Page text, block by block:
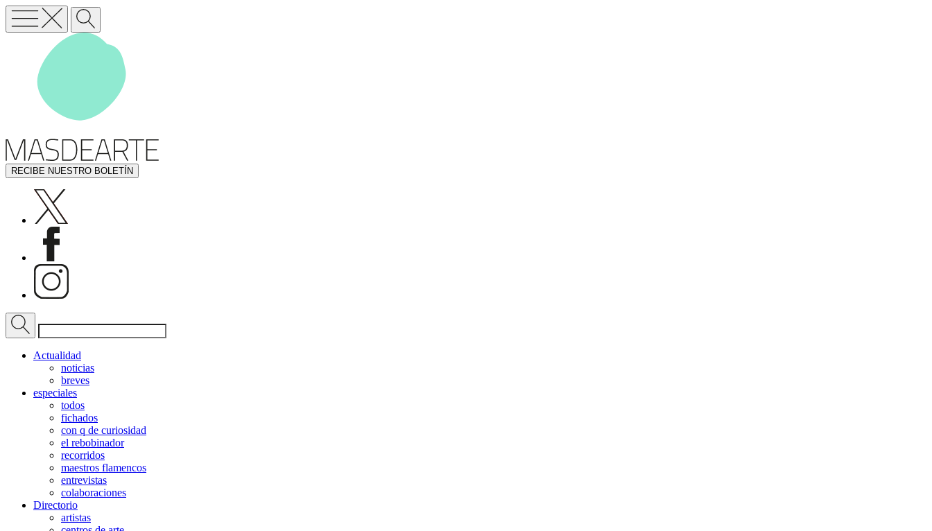
RECIBE NUESTRO BOLETÍN
Actualidad
noticias
breves
especiales
todos
fichados
con q de curiosidad
el rebobinador
recorridos
maestros flamencos
entrevistas
colaboraciones
Directorio
artistas